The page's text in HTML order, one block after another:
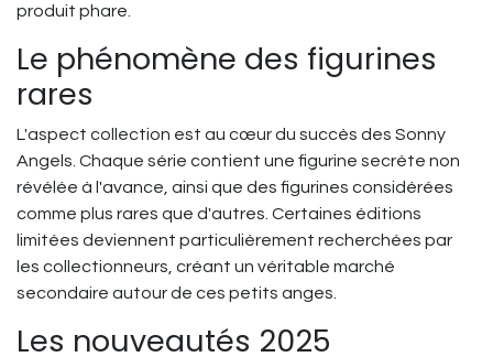
produit phare.
Le phénomène des figurines
rares
L'aspect collection est au cœur du succès des Sonny
Angels. Chaque série contient une figurine secrète non
révélée à l'avance, ainsi que des figurines considérées
comme plus rares que d'autres. Certaines éditions
limitées deviennent particulièrement recherchées par
les collectionneurs, créant un véritable marché
secondaire autour de ces petits anges.
Les nouveautés 2025